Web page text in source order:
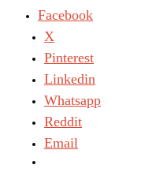
Facebook
X
Pinterest
Linkedin
Whatsapp
Reddit
Email